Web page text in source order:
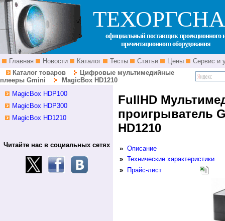
официальный поставщик проекционного
презентационного оборудования
Главная Новости Каталог Тесты Статьи Цены
Сервис и
Каталог товаров
Цифровые мультимедийные
плееры Gmini
MagicBox HD1210
FullHD
проигрыватель
HD1210
» Описание
» Технические характеристики
»
Прайс-лист
MagicBox HDP100
MagicBox HDP300
MagicBox HD1210
Читайте нас в социальных сетях